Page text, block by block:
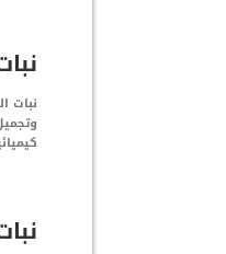
نبات